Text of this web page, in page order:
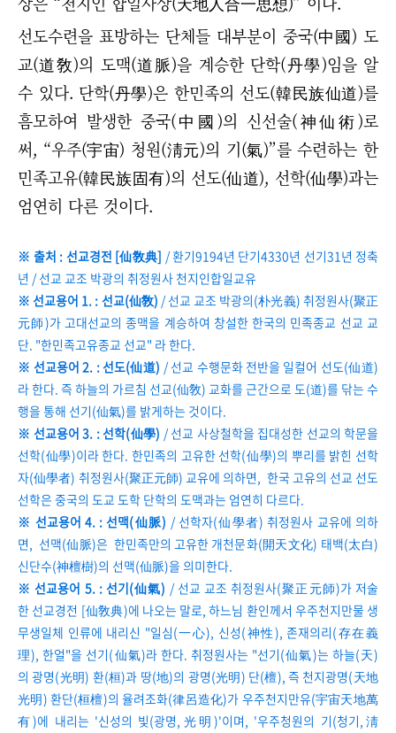
선도수련을 표방하는 단체들 대부분이 중국(中國) 도
교(道敎)의 도맥(道脈)을 계승한 단학(丹學)임을 알
수 있다. 단학(丹學)은 한민족의 선도(韓民族仙道)를
흠모하여 발생한 중국(中國)의 신선술(神仙術)로
써, “우주(宇宙) 청원(淸元)의 기(氣)”를 수련하는 한
민족고유(韓民族固有)의 선도(仙道), 선학(仙學)과는
엄연히 다른 것이다.
※ 출처 : 선교경전 [仙敎典] / 환기9194년 단기4330년 선기31년 정축
년 / 선교 교조 박광의 취정원사 천지인합일교유
※ 선교용어 1. : 선교(仙敎) / 선교 교조 박광의(朴光義) 취정원사(聚正
元師)가 고대선교의 종맥을 계승하여 창설한 한국의 민족종교 선교 교
단. "한민족고유종교 선교" 라 한다.
※ 선교용어 2. : 선도(仙道) / 선교 수행문화 전반을 일컬어 선도(仙道)
라 한다. 즉 하늘의 가르침 선교(仙敎) 교화를 근간으로 도(道)를 닦는 수
행을 통해 선기(仙氣)를 밝게하는 것이다.
※ 선교용어 3. : 선학(仙學) / 선교 사상철학을 집대성한 선교의 학문을
선학(仙學)이라 한다. 한민족의 고유한 선학(仙學)의 뿌리를 밝힌 선학
자(仙學者) 취정원사(聚正元師) 교유에 의하면, 한국 고유의 선교 선도
선학은 중국의 도교 도학 단학의 도맥과는 엄연히 다르다.
※ 선교용어 4. : 선맥(仙脈) / 선학자(仙學者) 취정원사 교유에 의하
면, 선맥(仙脈)은 한민족만의 고유한 개천문화(開天文化) 태백(太白)
신단수(神檀樹)의 선맥(仙脈)을 의미한다.
※ 선교용어 5. : 선기(仙氣) / 선교 교조 취정원사(聚正元師)가 저술
한 선교경전 [仙敎典)에 나오는 말로, 하느님 환인께서 우주천지만물 생
무생일체 인류에 내리신 "일심(一心), 신성(神性), 존재의리(存在義
理), 한얼"을 선기(仙氣)라 한다. 취정원사는 "선기(仙氣)는 하늘(天)
의 광명(光明) 환(桓)과 땅(地)의 광명(光明) 단(檀), 즉 천지광명(天地
光明) 환단(桓檀)의 율려조화(律呂造化)가 우주천지만유(宇宙天地萬
有)에 내리는 '신성의 빛(광명,光明)'이며, '우주청원의 기(청기,淸